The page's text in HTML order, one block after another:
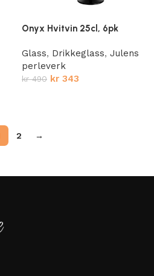
Onyx Hvitvin 25cl, 6pk
Glass, Drikkeglass, Julens
perleverk
kr490 kr 343
2 →